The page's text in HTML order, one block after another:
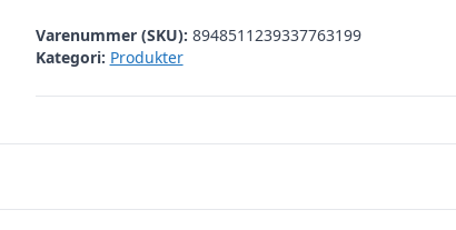
Varenummer (SKU): 8948511239337763199
Kategori: Produkter